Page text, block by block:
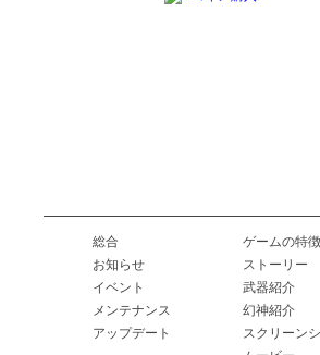
総合
お知らせ
イベント
メンテナンス
アップデート
ゲームの特徴
ストーリー
武器紹介
幻神紹介
スクリーン